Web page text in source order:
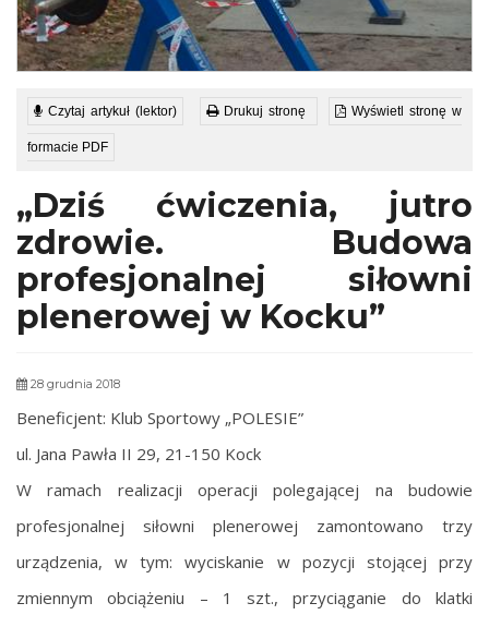
Czytaj artykuł (lektor) Drukuj stronę Wyświetl stronę w
formacie PDF
„Dziś ćwiczenia, jutro
zdrowie. Budowa
profesjonalnej siłowni
plenerowej w Kocku”
28 grudnia 2018
Beneficjent: Klub Sportowy „POLESIE”
ul. Jana Pawła II 29, 21-150 Kock
W ramach realizacji operacji polegającej na budowie
profesjonalnej siłowni plenerowej zamontowano trzy
urządzenia, w tym: wyciskanie w pozycji stojącej przy
zmiennym obciążeniu – 1 szt., przyciąganie do klatki